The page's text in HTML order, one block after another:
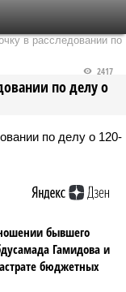
в расследовании по
по делу о
2417
бывшего
Гамидова и
бюджетных